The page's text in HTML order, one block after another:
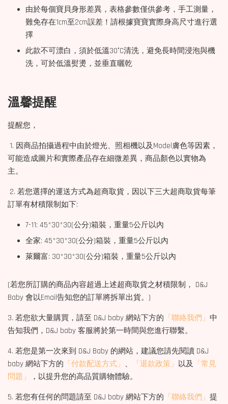
由於每個寶貝身形差異，表格參數僅供參考，手工測量，
難免存在1cm至2cm誤差！請根據寶寶實際身高尺寸進行選
擇
此款不可漂白，須於低溫30°C清洗，避免長時間浸泡與機
洗，可於低溫熨燙，並垂直曬乾
溫馨提醒
提醒您，
1. 因商品拍攝過程中由於燈光、照相機以及Model膚色等因素，
可能造成圖片和實際產品存在細微差異，商品顏色以實物為
主。
2. 若您選擇的運送方式為超商取貨，因以下三大超商取貨每筆
訂單有材積限制如下:
7-11: 45*30*30(公分)箱裝，重量5公斤以內
全家: 45*30*30(公分)箱裝，重量5公斤以內
萊爾富: 30*30*30(公分)箱裝，重量5公斤以內
(若您所訂購的商品內容超過上述超商取貨之材積限制， D&J
Baby 會以Email告知您的訂單將拆單出貨。)
3. 若您欲大量購買，請至 D&J baby 網站下方的 「聯絡我們」 中
告知我們，D&J baby 客服將於第一時間與您進行聯繫。
4. 若您是第一次來到 D&J Baby 的網站，建議您請先閱讀 D&J
baby 網站下方的 「付款配送方式」 、 「退款政策」 以及 「常見
問題」
，以提升您的高品質購物體驗。
5. 若您有任何的問題請至 D&J baby 網站下方的 「聯絡我們」 提